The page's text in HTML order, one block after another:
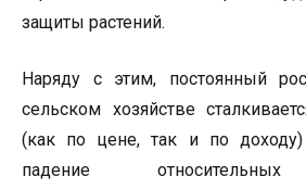
защиты растений.
Наряду с этим, постоянный
сельском хозяйстве
(как по цене, так и по доходу)
падение